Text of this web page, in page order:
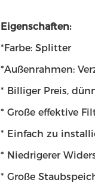
Eigenschaften:
*Farbe: Splitter
*Außenrahmen:
* Billiger Preis,
* Große effektive
* Einfach zu
* Niedrigerer
* Große